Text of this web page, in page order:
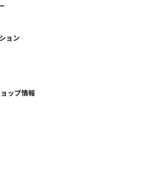
ョン
ップ情報